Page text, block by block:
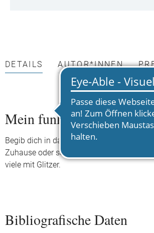
DETAILS AUTOR*INNEN
Mein funkelndes
Begib dich in das sagenhafte Reich der
Zuhause oder sei dabei, wenn
viele mit Glitzer.
Bibliografische Daten